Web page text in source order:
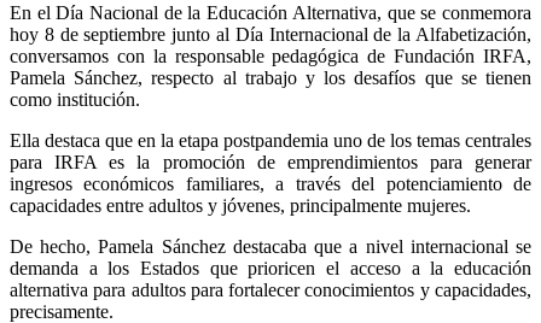
En el Día Nacional de la Educación Alternativa, que se conmemora
hoy 8 de septiembre junto al Día Internacional de la Alfabetización,
conversamos con la responsable pedagógica de Fundación IRFA,
Pamela Sánchez, respecto al trabajo y los desafíos que se tienen
como institución.
Ella destaca que en la etapa postpandemia uno de los temas centrales
para IRFA es la promoción de emprendimientos para generar
ingresos económicos familiares, a través del potenciamiento de
capacidades entre adultos y jóvenes, principalmente mujeres.
De hecho, Pamela Sánchez destacaba que a nivel internacional se
demanda a los Estados que prioricen el acceso a la educación
alternativa para adultos para fortalecer conocimientos y capacidades,
precisamente.